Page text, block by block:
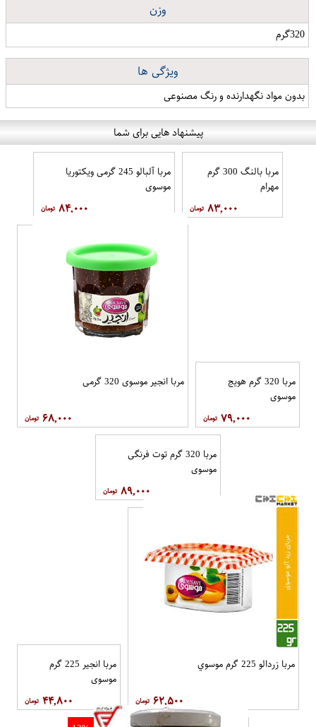
وزن
320گرم
ویژگی ها
بدون مواد نگهدارنده و رنگ مصنوعی
پیشنهاد هایی برای شما
مربا بالنگ 300 گرم
مهرام
۸۳,۰۰۰
مربا آلبالو 245 گرمی ویکتوریا
موسوی
۸۴,۰۰۰
مربا 320 گرم هویج
موسوي
۷۹,۰۰۰
مربا انجیر موسوی 320 گرمی
۶۸,۰۰۰
مربا 320 گرم توت فرنگی
موسوي
۸۹,۰۰۰
مربا زردالو 225 گرم موسوي
۶۲,۵۰۰
مربا انجیر 225 گرم
موسوي
۴۴,۸۰۰